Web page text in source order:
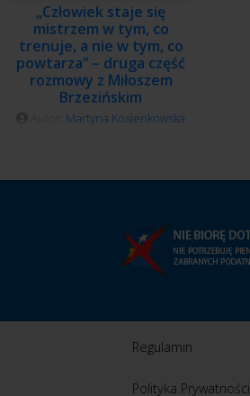
„Człowiek staje się
mistrzem w tym, co
trenuje, a nie w tym, co
powtarza” – druga część
rozmowy z Miłoszem
Brzezińskim
Martyna Kosienkowska
Regulamin
Polityka Prywatności